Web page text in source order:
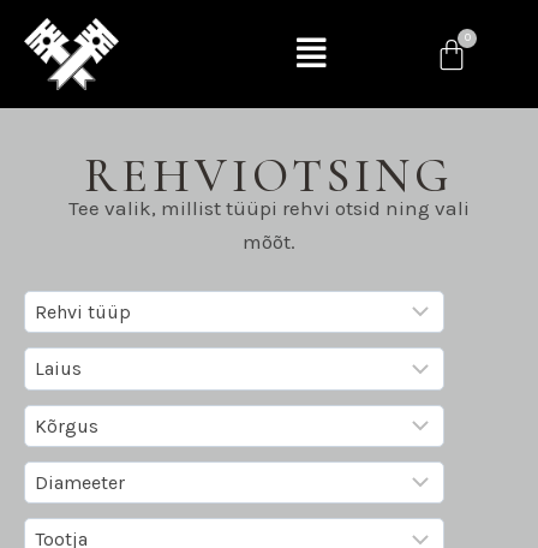
REHVIOTSING
Tee valik, millist tüüpi rehvi otsid ning vali
mõõt.